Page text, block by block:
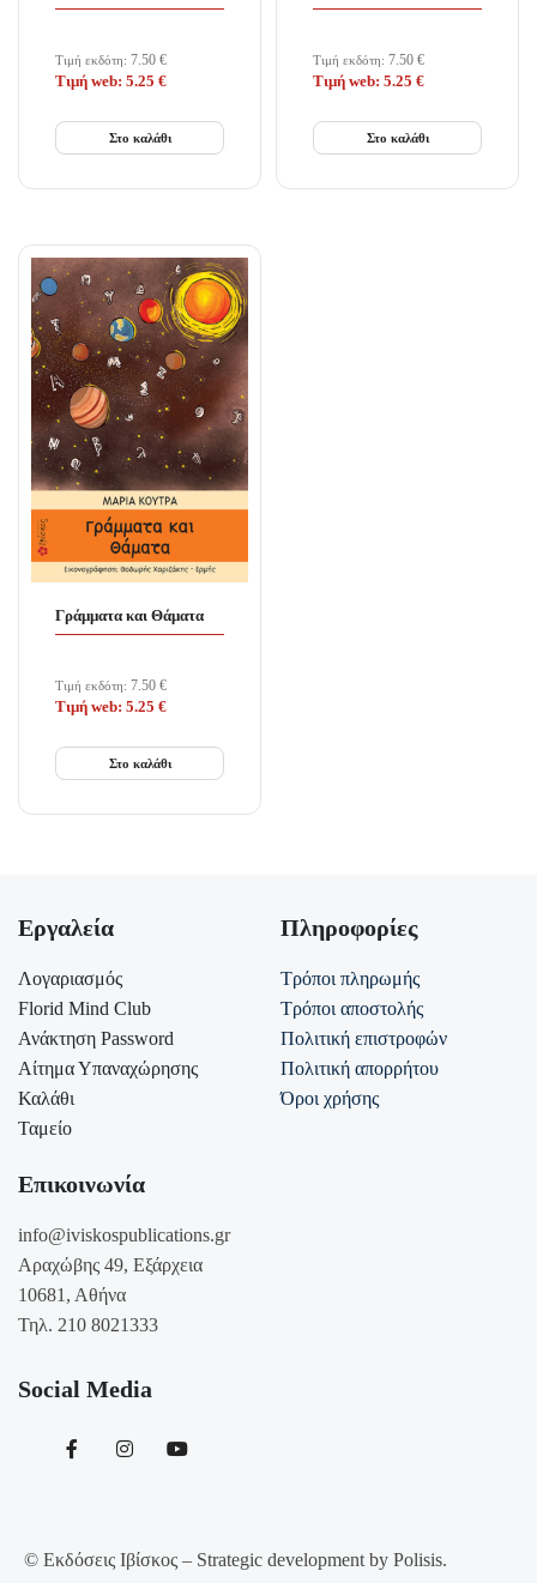
Τιμή εκδότη: 7.50 €
Τιμή web: 5.25 €
Στο καλάθι
Τιμή εκδότη: 7.50 €
Τιμή web: 5.25 €
Στο καλάθι
Γράμματα και Θάματα
Τιμή εκδότη: 7.50 €
Τιμή web: 5.25 €
Στο καλάθι
Εργαλεία
Λογαριασμός
Florid Mind Club
Ανάκτηση Password
Αίτημα Υπαναχώρησης
Καλάθι
Ταμείο
Πληροφορίες
Τρόποι πληρωμής
Τρόποι αποστολής
Πολιτική επιστροφών
Πολιτική απορρήτου
Όροι χρήσης
Επικοινωνία
info@iviskospublications.gr
Αραχώβης 49, Εξάρχεια
10681, Αθήνα
Τηλ. 210 8021333
Social Media
© Εκδόσεις Ιβίσκος – Strategic development by Polisis.